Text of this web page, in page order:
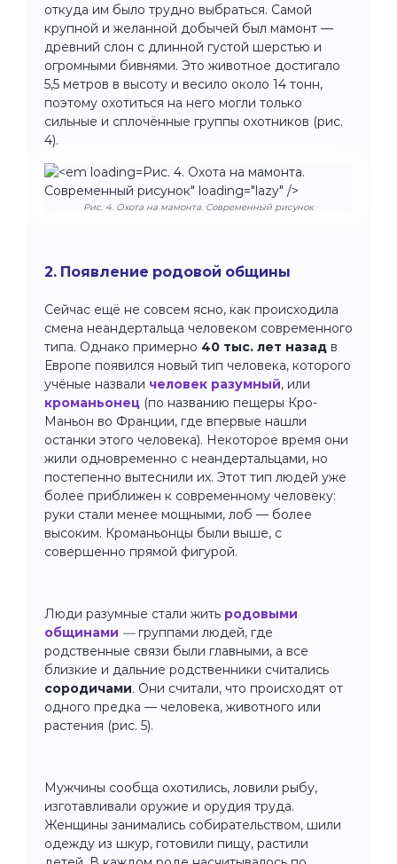
откуда им было трудно выбраться. Самой
крупной и желанной добычей был мамонт —
древний слон с длинной густой шерстью и
огромными бивнями. Это животное достигало
5,5 метров в высоту и весило около 14 тонн,
поэтому охотиться на него могли только
сильные и сплочённые группы охотников (рис.
4).
Рис. 4. Охота на мамонта.
Современный рисунок" loading="lazy" />
Рис. 4. Охота на мамонта. Современный рисунок
2. Появление родовой общины
Сейчас ещё не совсем ясно, как происходила
смена неандертальца человеком современного
типа. Однако примерно 40 тыс. лет назад в
Европе появился новый тип человека, которого
учёные назвали человек разумный, или
кроманьонец (по названию пещеры Кро-
Маньон во Франции, где впервые нашли
останки этого человека). Некоторое время они
жили одновременно с неандертальцами, но
постепенно вытеснили их. Этот тип людей уже
более приближен к современному человеку:
руки стали менее мощными, лоб — более
высоким. Кроманьонцы были выше, с
совершенно прямой фигурой.
Люди разумные стали жить родовыми
общинами — группами людей, где
родственные связи были главными, а все
близкие и дальние родственники считались
сородичами. Они считали, что происходят от
одного предка — человека, животного или
растения (рис. 5).
Мужчины сообща охотились, ловили рыбу,
изготавливали оружие и орудия труда.
Женщины занимались собирательством, шили
одежду из шкур, готовили пищу, растили